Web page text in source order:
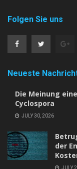
Folgen Sie uns
Neueste
Die Meinung
Cyclospora
JULY 30, 2026
der
JULY